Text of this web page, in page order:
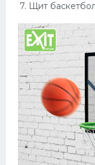
7. Щит